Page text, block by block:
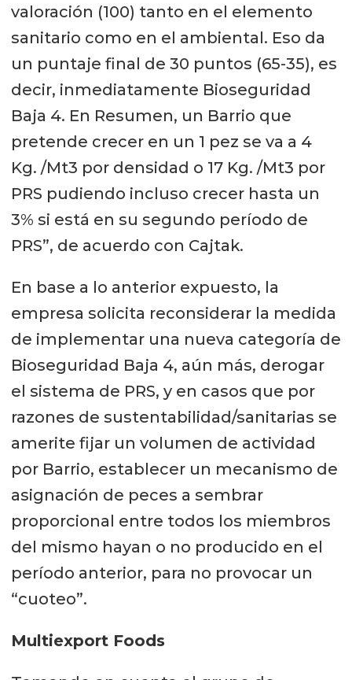
valoración (100) tanto en el elemento
sanitario como en el ambiental. Eso da
un puntaje final de 30 puntos (65-35), es
decir, inmediatamente Bioseguridad
Baja 4. En Resumen, un Barrio que
pretende crecer en un 1 pez se va a 4
Kg. /Mt3 por densidad o 17 Kg. /Mt3 por
PRS pudiendo incluso crecer hasta un
3% si está en su segundo período de
PRS”, de acuerdo con Cajtak.
En base a lo anterior expuesto, la
empresa solicita reconsiderar la medida
de implementar una nueva categoría de
Bioseguridad Baja 4, aún más, derogar
el sistema de PRS, y en casos que por
razones de sustentabilidad/sanitarias se
amerite fijar un volumen de actividad
por Barrio, establecer un mecanismo de
asignación de peces a sembrar
proporcional entre todos los miembros
del mismo hayan o no producido en el
período anterior, para no provocar un
“cuoteo”.
Multiexport Foods